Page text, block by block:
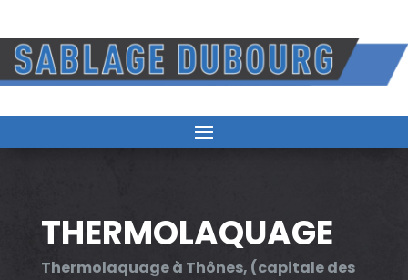
THERMOLAQUAGE
Thermolaquage à Thônes, (capitale des